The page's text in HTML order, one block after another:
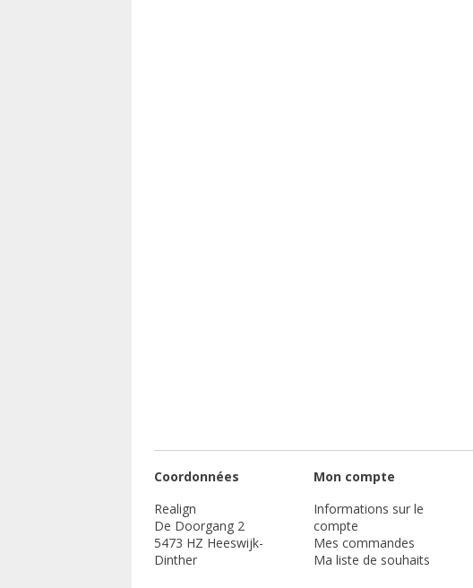
Coordonnées
Realign
De Doorgang 2
5473 HZ Heeswijk-
Dinther
Mon compte
Informations sur le
compte
Mes commandes
Ma liste de souhaits